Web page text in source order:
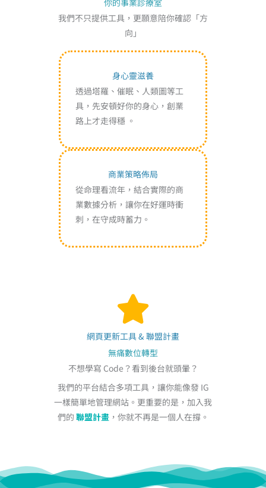
你的事業診療室
我們不只提供工具，更願意陪你確認「方
向」
身心靈滋養
透過塔羅、催眠、人類圖等工
具，先安頓好你的身心，創業
路上才走得穩 。
商業策略佈局
從命理看流年，結合實際的商
業數據分析，讓你在好運時衝
刺，在守成時蓄力。
網頁更新工具 & 聯盟計畫
無痛數位轉型
不想學寫 Code？看到後台就頭暈？
我們的平台結合多項工具，讓你能像發 IG
一樣簡單地管理網站。更重要的是，加入我
們的 聯盟計畫，你就不再是一個人在撐。